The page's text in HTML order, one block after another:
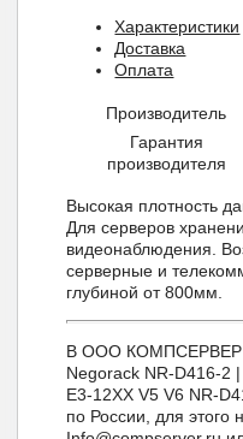
Характеристики
Доставка
Оплата
Производитель
Гарантия
производителя
Высокая плотность
Для серверов
видеонаблюдения.
серверные и
глубиной от 800мм.
В ООО КОМПСЕРВЕР
Negorack NR-D416-2
E3-12XX V5 V6 NR-
по России, для этого